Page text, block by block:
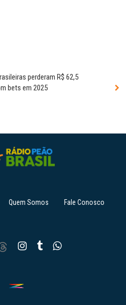
perderam R$ 62,5
bets em 2025
Quem Somos Fale Conosco